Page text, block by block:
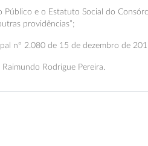
Público e o Estatuto Social do
providências”;
nº 2.080 de 15 de dezembro de
Rodrigue Pereira.